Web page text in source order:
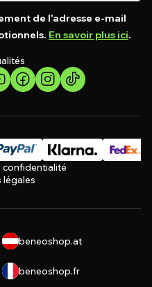
de l'adresse e-mail
En savoir plus ici.
confidentialité
légales
beneoshop.at
beneoshop.fr